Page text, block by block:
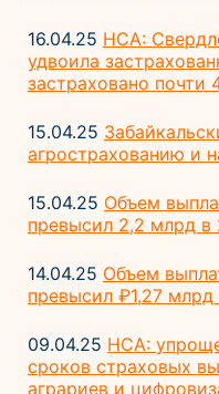
16.04.25 НСА:
удвоила
застраховано почти
15.04.25
агрострахованию и
15.04.25 Объем
превысил 2,2 млрд в
14.04.25 Объем
превысил ₽1,27 млрд
09.04.25 НСА:
сроков страховых
аграриев и